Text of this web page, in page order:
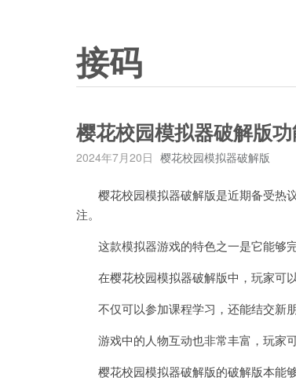
接码
樱花校园模拟器破解版
2024年7月20日 樱花校园模拟器破解版
樱花校园模拟器破解版是近期备受热
注。
这款模拟器游戏的特色之一是它能够完
在樱花校园模拟器破解版中，玩家可以
不仅可以参加课程学习，还能结交新朋
游戏中的人物互动也非常丰富，玩家可
樱花校园模拟器破解版的破解版本能够